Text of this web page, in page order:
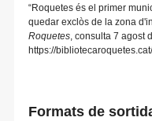
“Roquetes és el primer
quedar exclòs de la zona
Roquetes , consulta 7 agost
https://
Formats de